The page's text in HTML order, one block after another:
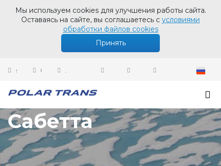
Мы используем cookies для улучшения работы сайта.
Оставаясь на сайте, вы соглашаетесь с условиями
обработки файлов cookies
Принять
sales@polartrans.ru
8 800 100 87 64
Личный кабинет
Морской порт
Сабетта